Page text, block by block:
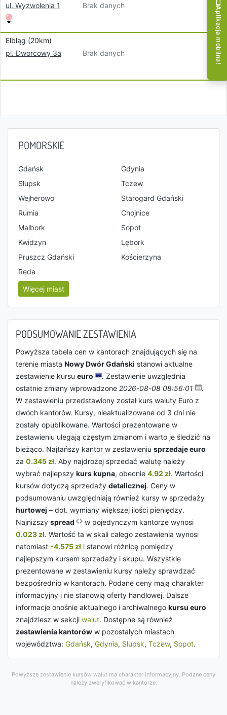
ul. Wyzwolenia 1
Brak danych
Elbląg (20km)
pl. Dworcowy 3a
Brak danych
POMORSKIE
Gdańsk
Gdynia
Słupsk
Tczew
Wejherowo
Starogard Gdański
Rumia
Chojnice
Malbork
Sopot
Kwidzyn
Lębork
Pruszcz Gdański
Kościerzyna
Reda
Więcej miast
PODSUMOWANIE ZESTAWIENIA
Powyższa tabela cen w kantorach znajdujących się na
terenie miasta Nowy Dwór Gdański stanowi aktualne
zestawienie kursu euro
. Zestawienie uwzględnia
ostatnie zmiany wprowadzone 2026-08-08 08:56:01
.
W zestawieniu przedstawiony został kurs waluty Euro z
dwóch kantorów. Kursy, nieaktualizowane od 3 dni nie
zostały opublikowane. Wartości prezentowane w
zestawieniu ulegają częstym zmianom i warto je śledzić na
bieżąco. Najtańszy kantor w zestawieniu sprzedaje euro
za 0.345 zł. Aby najdrożej sprzedać walutę należy
wybrać najlepszy kurs kupna, obecnie 4.92 zł. Wartości
kursów dotyczą sprzedaży detalicznej. Ceny w
podsumowaniu uwzględniają również kursy w sprzedaży
hurtowej – dot. wymiany większej ilości pieniędzy.
Najniższy spread
w pojedynczym kantorze wynosi
0.023 zł. Wartość ta w skali całego zestawienia wynosi
natomiast -4.575 zł i stanowi różnicę pomiędzy
najlepszym kursem sprzedaży i skupu. Wszystkie
prezentowane w zestawieniu kursy należy sprawdzać
bezpośrednio w kantorach. Podane ceny mają charakter
informacyjny i nie stanowią oferty handlowej. Dalsze
informacje onośnie aktualnego i archiwalnego kursu euro
znajdziesz w sekcji walut. Dostępne są również
zestawienia kantorów w pozostałych miastach
województwa: Gdańsk, Gdynia, Słupsk, Tczew, Sopot.
Powyższe zestawienie kursów walut ma charakter informacyjny. Podane ceny
należy zweryfikować w kantorze.
Aplikacja mobilna!